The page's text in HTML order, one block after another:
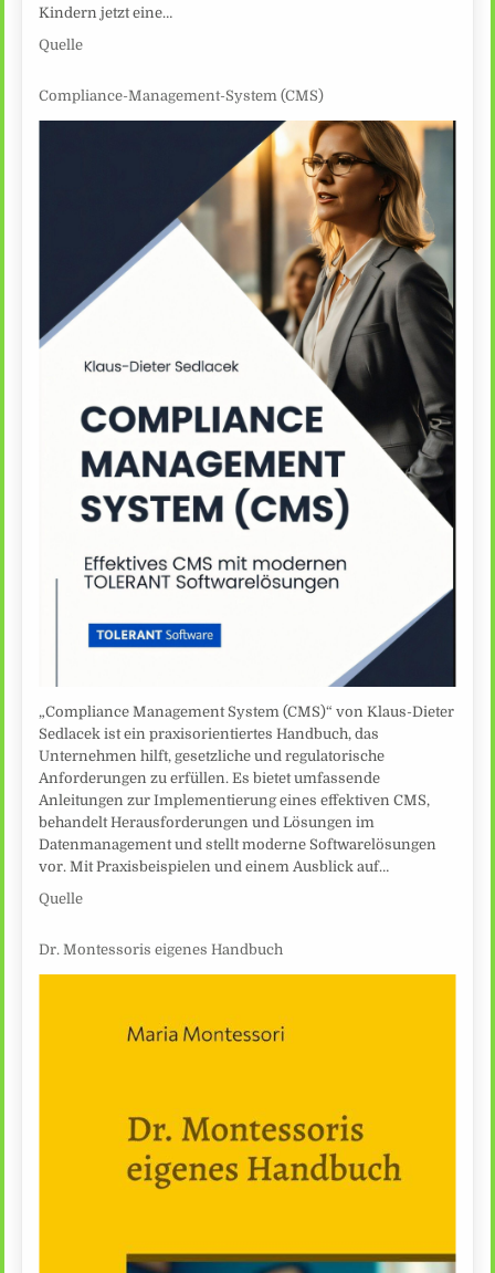
Kindern jetzt eine…
Quelle
Compliance-Management-System (CMS)
„Compliance Management System (CMS)“ von Klaus-Dieter
Sedlacek ist ein praxisorientiertes Handbuch, das
Unternehmen hilft, gesetzliche und regulatorische
Anforderungen zu erfüllen. Es bietet umfassende
Anleitungen zur Implementierung eines effektiven CMS,
behandelt Herausforderungen und Lösungen im
Datenmanagement und stellt moderne Softwarelösungen
vor. Mit Praxisbeispielen und einem Ausblick auf…
Quelle
Dr. Montessoris eigenes Handbuch